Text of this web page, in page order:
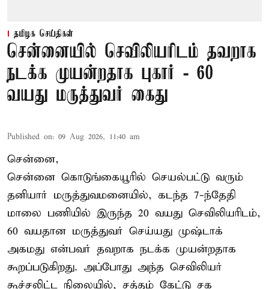
தமிழக செய்திகள்
சென்னையில் செவிலியரிடம் தவறாக
நடக்க முயன்றதாக புகார் - 60
வயது மருத்துவர் கைது
Published on: 09 Aug 2026, 11:40 am
சென்னை,
சென்னை கொடுங்கையூரில் செயல்பட்டு வரும்
தனியார் மருத்துவமனையில், கடந்த 7-ந்தேதி
மாலை பணியில் இருந்த 20 வயது செவிலியரிடம்,
60 வயதான மருத்துவர் செய்யது முஷ்டாக்
அகமது என்பவர் தவறாக நடக்க முயன்றதாக
கூறப்படுகிறது. அப்போது அந்த செவிலியர்
கூச்சலிட்ட நிலையில், சத்தம் கேட்டு சக